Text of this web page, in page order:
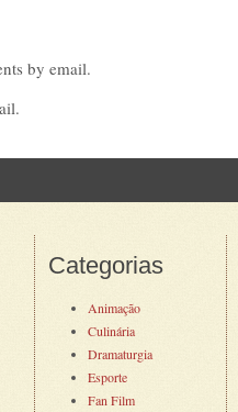
by email.
Categorias
Animação
Culinária
Dramaturgia
Esporte
Fan Film